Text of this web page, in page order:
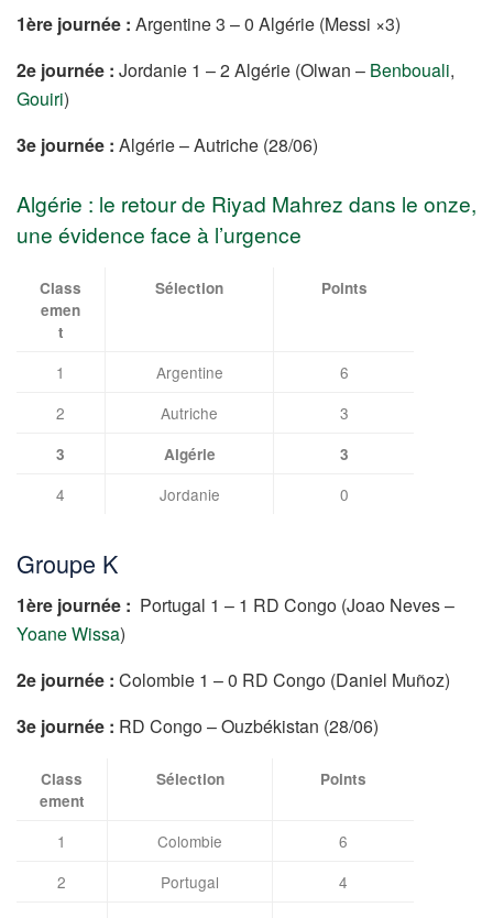
1ère journée : Argentine 3 – 0 Algérie (Messi ×3)
2e journée : Jordanie 1 – 2 Algérie (Olwan – Benbouali,
Gouiri)
3e journée : Algérie – Autriche (28/06)
Algérie : le retour de Riyad Mahrez dans le onze,
une évidence face à l’urgence
Class
emen
t
Sélection Points
1 Argentine
6
2
Autriche 3
3 Algérie 3
4 Jordanie 0
Groupe K
1ère journée : Portugal 1 – 1 RD Congo (Joao Neves –
Yoane Wissa)
2e journée : Colombie 1 – 0 RD Congo (Daniel Muñoz)
3e journée : RD Congo – Ouzbékistan (28/06)
Class
ement
Sélection Points
1 Colombie
6
2
Portugal 4